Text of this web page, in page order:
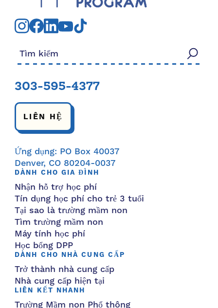
Tìm kiếm:
303-595-4377
LIÊN HỆ
Ứng dụng: PO Box 40037
Denver, CO 80204-0037
DÀNH CHO GIA ĐÌNH
Nhận hỗ trợ học phí
Tín dụng học phí cho trẻ 3 tuổi
Tại sao là trường mầm non
Tìm trường mầm non
Máy tính học phí
Học bổng DPP
DÀNH CHO NHÀ CUNG CẤP
Trở thành nhà cung cấp
Nhà cung cấp hiện tại
LIÊN KẾT NHANH
Trường Mầm non Phổ thông